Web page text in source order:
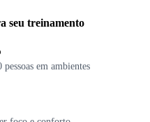
seu treinamento
em ambientes